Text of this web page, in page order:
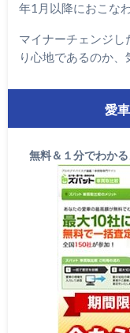
年1月以降におこな
マイナーチェンジ
り心地であるのか、
愛
無料＆１分でわかる